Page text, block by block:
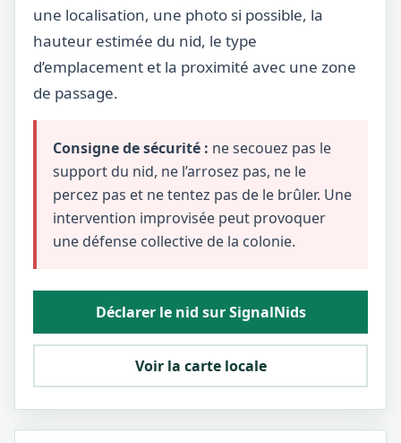
une localisation, une photo si possible, la
hauteur estimée du nid, le type
d’emplacement et la proximité avec une zone
de passage.
Consigne de sécurité : ne secouez pas le
support du nid, ne l’arrosez pas, ne le
percez pas et ne tentez pas de le brûler. Une
intervention improvisée peut provoquer
une défense collective de la colonie.
Déclarer le nid sur SignalNids
Voir la carte locale